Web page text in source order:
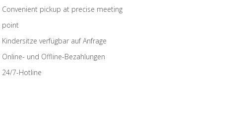
Convenient pickup at precise meeting
point
Kindersitze verfügbar auf Anfrage
Online- und Offline-Bezahlungen
24/7-Hotline